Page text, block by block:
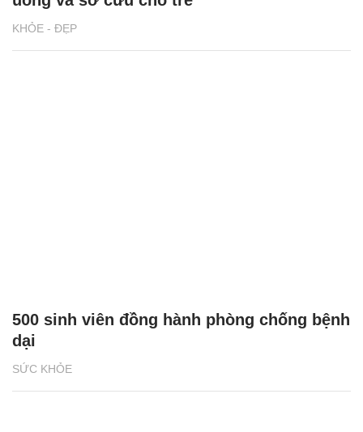
KHỎE - ĐẸP
SỨC KHỎE
500 sinh viên đồng hành phòng chống bệnh
dại